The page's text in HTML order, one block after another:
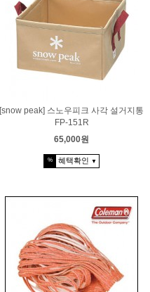
[snow peak] 스노우피크 사각 설거지통
FP-151R
65,000원
% 혜택확인 ▼